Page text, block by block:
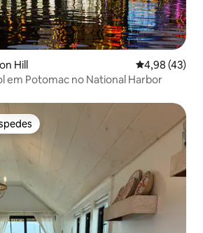
Hill 4,98 de uma
4,98 (43)
em Potomac no National Harbor
dos hóspedes